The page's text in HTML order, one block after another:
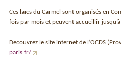
Ces laïcs du Carmel sont organisés en
fois par mois et peuvent accueillir
Decouvrez le site internet de l’OCDS
paris.fr/